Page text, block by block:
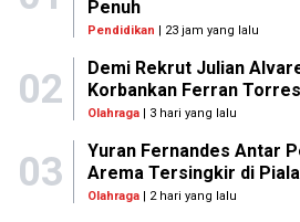
Penuh
Pendidikan | 23 jam yang lalu
02
Demi Rekrut Julian
Korbankan Ferran Torres
Olahraga| 3 hari yang lalu
03
Yuran Fernandes Antar
Arema Tersingkir di
Olahraga| 2 hari yang lalu